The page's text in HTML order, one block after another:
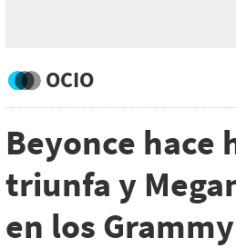
OCIO
Beyonce
triunfa y
en los Grammy